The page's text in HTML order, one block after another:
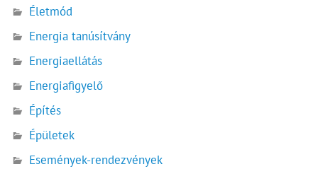
Életmód
Energia tanúsítvány
Energiaellátás
Energiafigyelő
Építés
Épületek
Események-rendezvények